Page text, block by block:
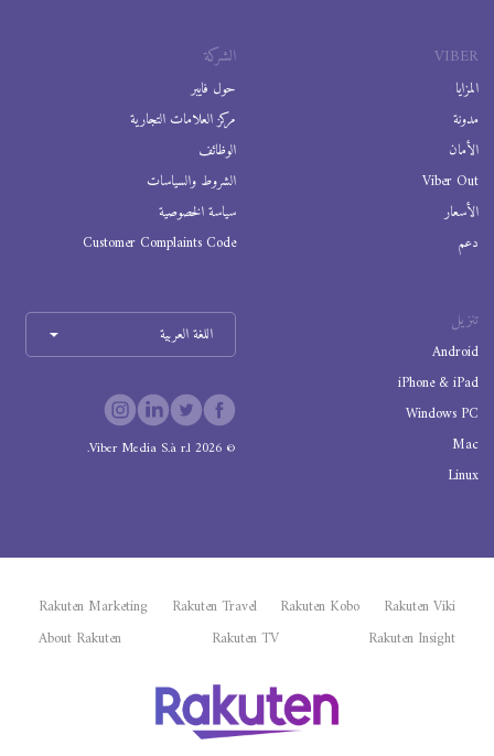
VIBER
المزايا
مدونة
الأمان
Viber Out
الأسعار
دعم
الشركة
حول فايبر
مركز العلامات التجارية
الوظائف
الشروط والسياسات
سياسة الخصوصية
Customer Complaints Code
تنزيل
Android
iPhone & iPad
Windows PC
Mac
Linux
اللغة العربية
©
2026
Viber Media S.à r.l.
Rakuten Viki
Rakuten Kobo
Rakuten Travel
Rakuten Marketing
Rakuten Insight
Rakuten TV
About Rakuten